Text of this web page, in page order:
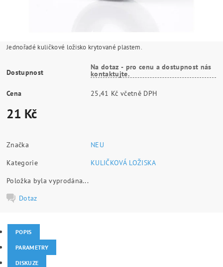
Jednořadé kuličkové ložisko krytované plastem.
Dostupnost
Na dotaz - pro cenu a dostupnost nás
kontaktujte.
Cena 25,41 Kč včetně DPH
21 Kč
Značka
NEU
Kategorie
KULIČKOVÁ LOŽISKA
Položka byla vyprodána...
Dotaz
POPIS
PARAMETRY
DISKUZE